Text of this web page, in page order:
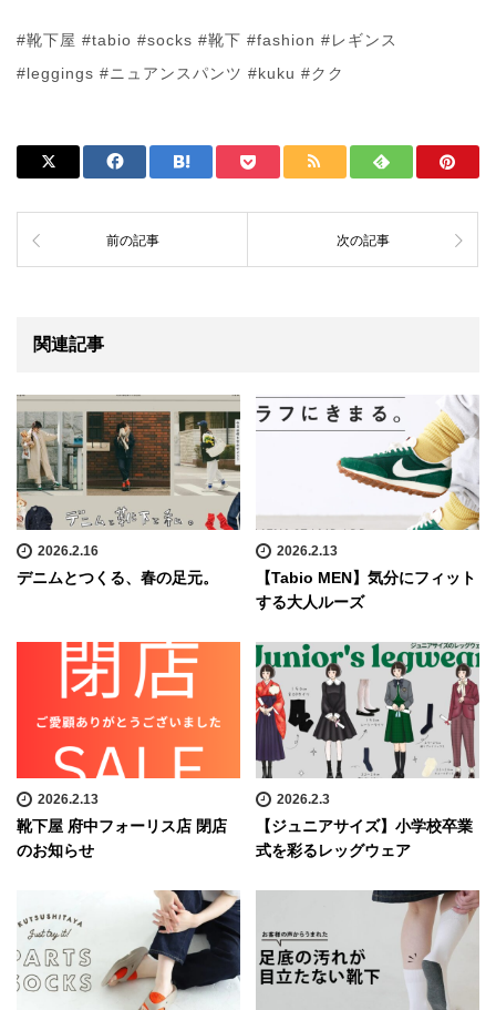
#靴下屋 #tabio #socks #靴下 #fashion #レギンス
#leggings #ニュアンスパンツ #kuku #クク
前の記事 次の記事
関連記事
2026.2.16
デニムとつくる、春の足元。
2026.2.13
【Tabio MEN】気分にフィット
する大人ルーズ
2026.2.13
靴下屋 府中フォーリス店 閉店
のお知らせ
2026.2.3
【ジュニアサイズ】小学校卒業
式を彩るレッグウェア